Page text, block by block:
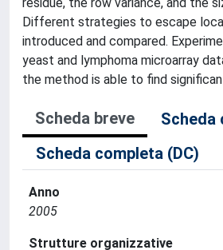
Different strategies to escape
introduced and compared.
yeast and lymphoma microarray
the method is able to find
Scheda breve
Scheda
Scheda completa (DC)
Anno
2005
Strutture organizzative